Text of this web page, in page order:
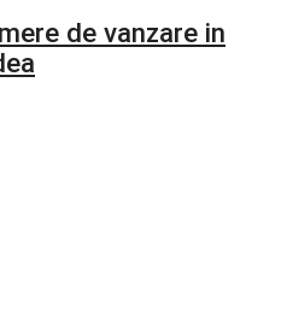
de vanzare in